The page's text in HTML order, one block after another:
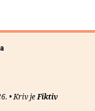
• Kriv jeFiktiv